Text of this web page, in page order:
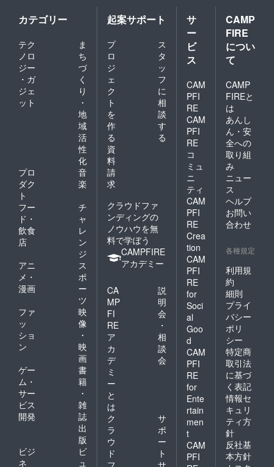
候補日
をお送
りさせ
て頂き
ますの
で、ス
ル調整
にご協
力お願
いいた
しま
す。 ※
アーカ
イブの
ご案内
は別途
ご連絡
いたし
ます。
※編成は
弾き語
ます。
※ライブ
の内容
はTaeが
構成い
たしま
す。曲
の指定
は出来
かねま
すので
予めご
了承く
ださ
い。 ※
この楽
曲に関
する権
利はTae
に属
し、リ
リース
は、同
封でお
送りさ
せてい
ただく
場合が
ござい
※お米が
大きい
ため、
ミニア
ルバム
とは別
で梱包
させて
頂く場
合がご
ざいま
す。
アルバ
ムは一
般発売
価格
2,200円
（税
込）で
他の商
品もご
購入い
ただい
ている
場合
は、同
封でお
送りさ
せてい
ただく
場合が
ござい
ます。
※お米が
大きい
ミニア
とは別
で梱包
させて
頂く場
合がご
ざいま
す。
カテゴリー
テク
ノロ
ジー
・ガ
ジェ
ット
ま
ち
づ
く
り
・
地
域
活
性
化
プロ
ダク
ト
音
楽
フー
ド・
飲食
店
チ
ャ
レ
ン
ジ
アニ
メ・
漫画
ス
ポ
ー
ツ
ファ
ッ
ショ
ン
映
像
・
映
画
ゲー
ム・
サー
ビス
開発
書
籍
・
雑
誌
出
版
ビジ
ネ
ビ
ュ
起案サポート
プ
ロ
ジ
ェ
ク
ト
を
作
る
ス
タ
ッ
フ
に
相
談
す
る
資
料
請
求
クラウドファ
ンディングの
ノウハウを無
料で学ぼう
CAMPFIRE
アカデミー
CA
MP
FI
RE
ア
カ
デ
ミ
ー
と
は
説
明
会
・
相
談
会
ク
ラ
ウ
ド
サ
ポ
ー
ト
サ
ー
ビ
ス
CAM
PFI
RE
CAM
PFI
RE
コ
ミュ
ニ
ティ
CAM
PFI
RE
Crea
tion
CAM
PFI
RE
for
Soci
al
Goo
d
CAM
PFI
RE
for
Ente
rtain
men
t
CAM
PFI
CAMP
FIRE
につい
て
CAMP
FIREと
は
あんし
ん・安
全への
取り組
み
ニュー
ス
ヘルプ
お問い
合わせ
各種規定
利用規
約
細則
プライ
バシー
ポリ
シー
特定商
取引法
に基づ
く表記
情報セ
キュリ
ティ方
針
反社基
本方針